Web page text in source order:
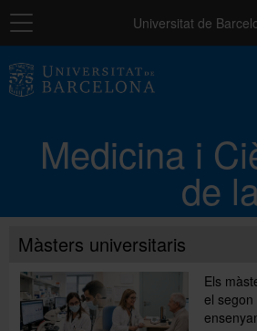
Navegació Universitat de
Medicina i
de
Els campus
Docència
Recerca
Màsters universitaris
Els
el